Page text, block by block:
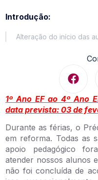
Introdução:
Alteração do início das
1º Ano EF ao 4º Ano
data prevista: 03 de
Durante as férias, o
em reforma. Todas as
apoio pedagógico
atender nossos alunos
não foi concluída de